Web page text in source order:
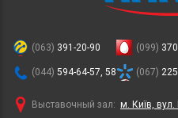
(063) 391-20-90
(044) 594-64-57, 58
(099)
(067)
Выставочный зал: м. Київ, вул.